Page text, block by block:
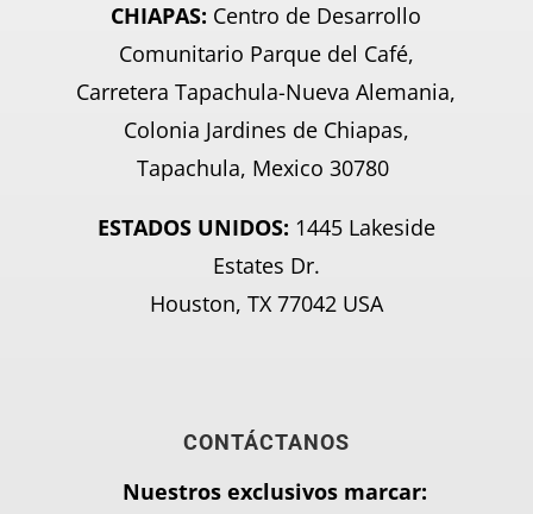
CHIAPAS: Centro de Desarrollo
Comunitario Parque del Café,
Carretera Tapachula-Nueva Alemania,
Colonia Jardines de Chiapas,
Tapachula, Mexico 30780
ESTADOS UNIDOS: 1445 Lakeside
Estates Dr.
Houston, TX 77042 USA
CONTÁCTANOS
Nuestros exclusivos marcar: